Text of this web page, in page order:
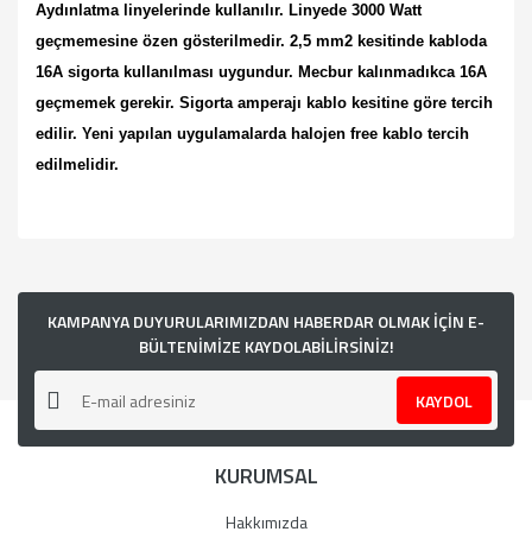
Aydınlatma linyelerinde kullanılır. Linyede 3000 Watt
geçmemesine özen gösterilmedir. 2,5 mm2 kesitinde kabloda
16A sigorta kullanılması uygundur. Mecbur kalınmadıkca 16A
geçmemek gerekir. Sigorta amperajı kablo kesitine göre tercih
edilir. Yeni yapılan uygulamalarda halojen free kablo tercih
edilmelidir.
kullanarak tarafımıza iletebilirsiniz.
Görüş ve önerileriniz için teşekkür ederiz.
Ürün resmi kalitesiz, bozuk veya görüntülenemiyor.
Ürün açıklamasında eksik bilgiler bulunuyor.
Ürün bilgilerinde hatalar bulunuyor.
Ürün fiyatı diğer sitelerden daha pahalı.
KAMPANYA DUYURULARIMIZDAN HABERDAR OLMAK İÇİN E-
BÜLTENİMİZE KAYDOLABİLİRSİNİZ!
KAYDOL
KURUMSAL
Hakkımızda